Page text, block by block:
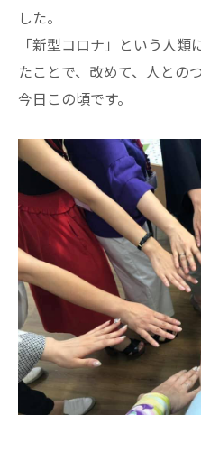
した。
「新型コロナ」という人
たことで、改めて、人との
今日この頃です。